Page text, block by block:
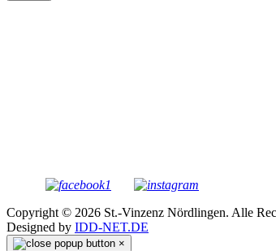
Copyright © 2026 St.-Vinzenz Nördlingen. Alle
Designed by IDD-NET.DE
×